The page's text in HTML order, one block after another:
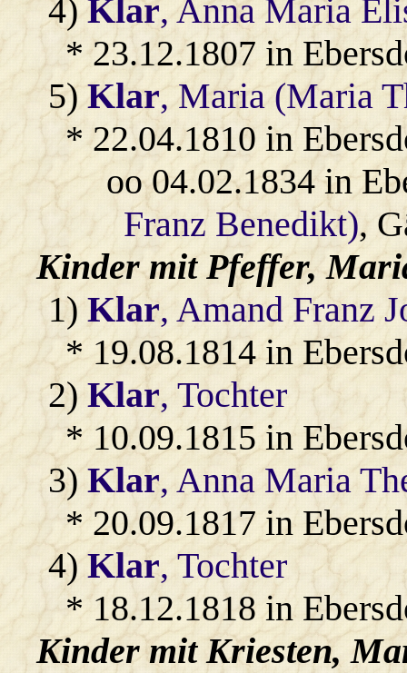
4)Klar, Anna Maria
* 23.12.1807 in
5)Klar, Maria (Maria
* 22.04.1810 in
oo 04.02.1834 in
Franz Benedikt),
Kinder mitPfeffer,
1)Klar, Amand Franz
* 19.08.1814 in
2)Klar, Tochter
* 10.09.1815 in
3)Klar, Anna Maria
* 20.09.1817 in
4)Klar, Tochter
* 18.12.1818 in
Kinder mitKriesten,